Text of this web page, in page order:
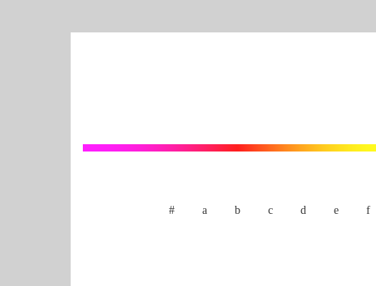
# a b c d e f